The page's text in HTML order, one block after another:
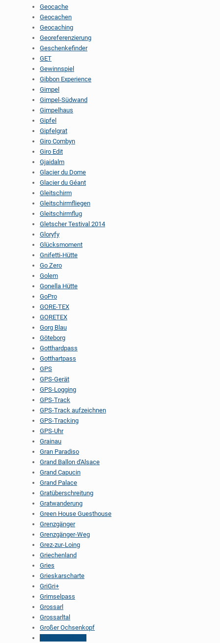
Geocache
Geocachen
Geocaching
Georeferenzierung
Geschenkefinder
GET
Gewinnspiel
Gibbon Experience
Gimpel
Gimpel-Südwand
Gimpelhaus
Gipfel
Gipfelgrat
Giro Combyn
Giro Edit
Gjaidalm
Glacier du Dome
Glacier du Géant
Gleitschirm
Gleitschirmfliegen
Gleitschirmflug
Gletscher Testival 2014
Gloryfy
Glücksmoment
Gnifetti-Hütte
Go Zero
Golem
Gonella Hütte
GoPro
GORE-TEX
GORETEX
Gorg Blau
Göteborg
Gotthardpass
Gotthartpass
GPS
GPS-Gerät
GPS-Logging
GPS-Track
GPS-Track aufzeichnen
GPS-Tracking
GPS-Uhr
Grainau
Gran Paradiso
Grand Ballon d'Alsace
Grand Capucin
Grand Palace
Gratüberschreitung
Gratwanderung
Green House Guesthouse
Grenzgänger
Grenzgänger-Weg
Grez-zur-Loing
Griechenland
Gries
Grieskarscharte
GriGri+
Grimselpass
Grossarl
Grossarltal
Großer Ochsenkopf